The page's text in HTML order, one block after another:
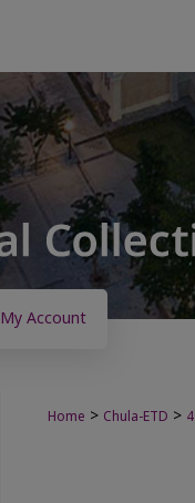
My Account
Home > Chula-ETD >